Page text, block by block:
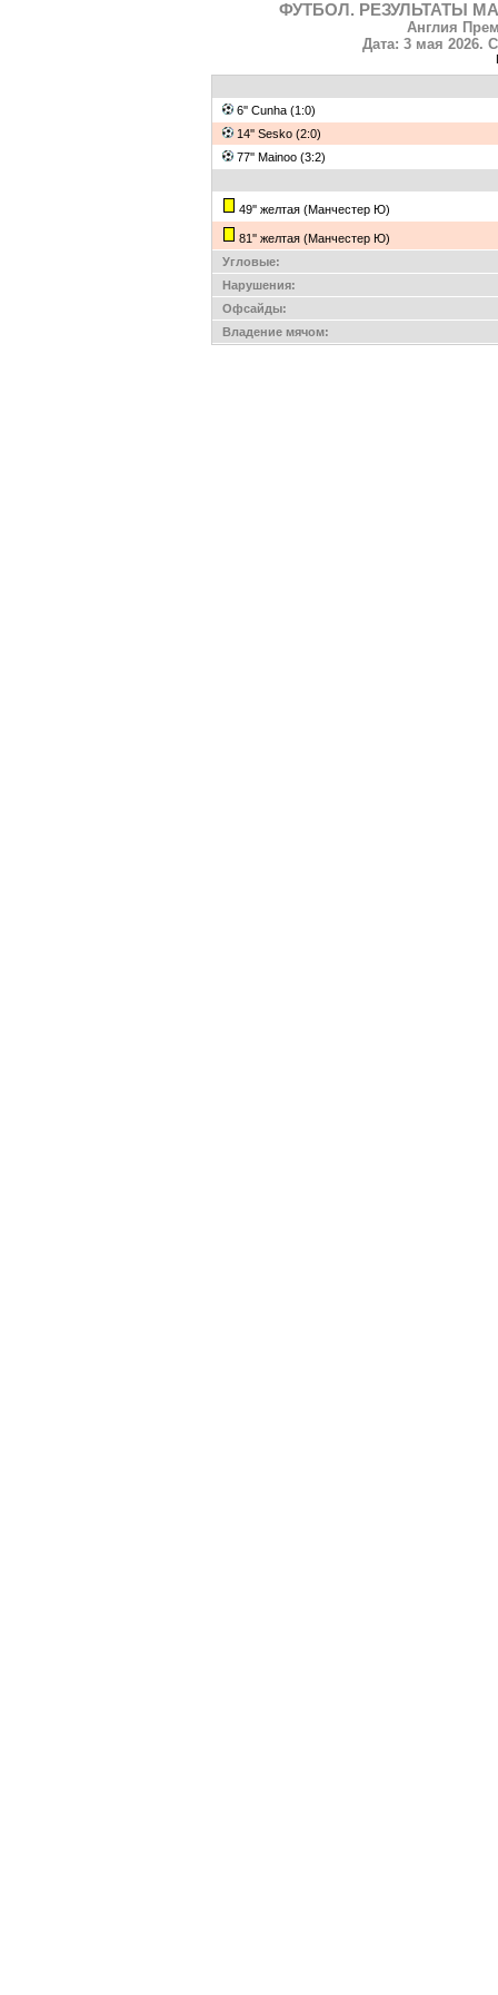
ФУТБОЛ. РЕЗУЛЬТАТЫ
Англия
Дата: 3 мая 2026.
6'' Cunha (1:0)
14'' Sesko (2:0)
77'' Mainoo (3:2)
49'' желтая (Манчестер Ю)
81'' желтая (Манчестер Ю)
Угловые:
Нарушения:
Офсайды:
Владение мячом: